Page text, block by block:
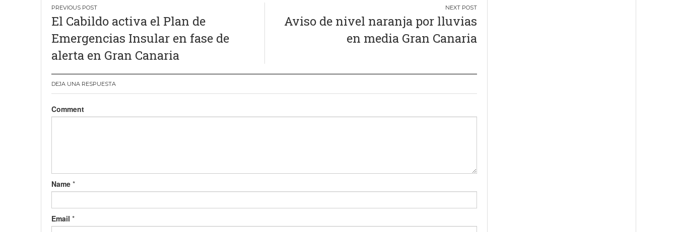
Navegación
de
entradas
El Cabildo activa el Plan de
Emergencias Insular en fase de
alerta en Gran Canaria
Aviso de nivel naranja por lluvias
en media Gran Canaria
DEJA UNA RESPUESTA
Comment
Name *
Email *